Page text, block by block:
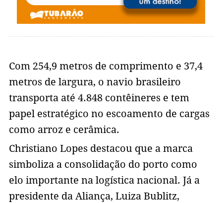
Com 254,9 metros de comprimento e 37,4
metros de largura, o navio brasileiro
transporta até 4.848 contêineres e tem
papel estratégico no escoamento de cargas
como arroz e cerâmica.
Christiano Lopes destacou que a marca
simboliza a consolidação do porto como
elo importante na logística nacional. Já a
presidente da Aliança, Luiza Bublitz,